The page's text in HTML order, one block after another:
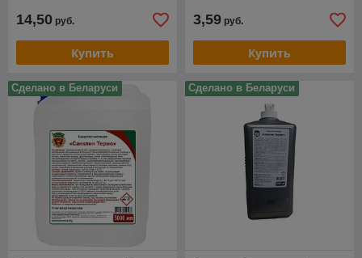
14,50 руб.
Купить
3,59 руб.
Купить
Сделано в Беларуси Сделано в Беларуси